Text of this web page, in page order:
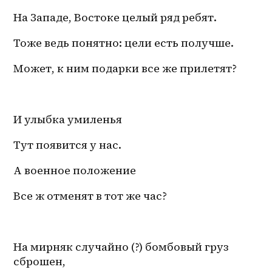
На Западе, Востоке целый ряд ребят.
Тоже ведь понятно: цели есть получше.
Может, к ним подарки все же прилетят?
И улыбка умиленья
Тут появится у нас.
А военное положение
Все ж отменят в тот же час?
На мирняк случайно (?) бомбовый груз
сброшен,